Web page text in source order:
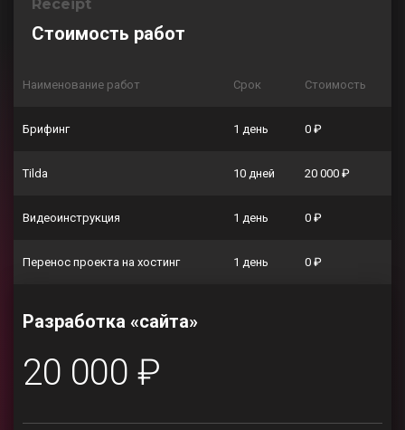
Receipt
Стоимость работ
Наименование работ Срок Стоимость
Брифинг 1 день 0 ₽
Tilda 10 дней 20 000 ₽
Видеоинструкция 1 день 0 ₽
Перенос проекта на хостинг 1 день 0 ₽
Разработка «сайта»
20 000 ₽